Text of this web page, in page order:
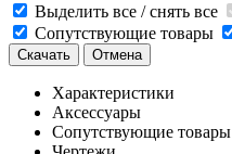
Выделить все / снять все
Сопутствующие товары
Скачать Отмена
Характеристики
Аксессуары
Сопутствующие товары